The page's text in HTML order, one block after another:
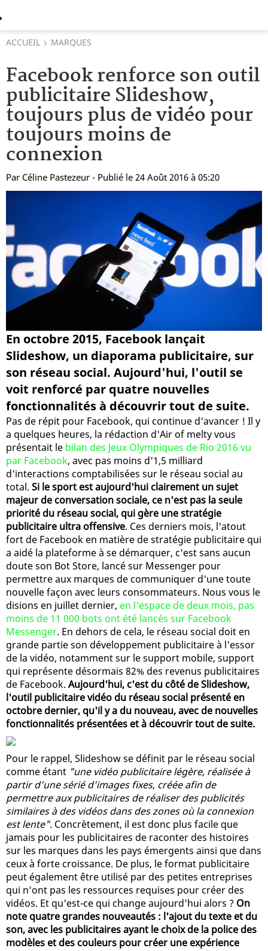
ACCUEIL MARQUES
Facebook renforce son outil
publicitaire Slideshow,
toujours plus de vidéo pour
toujours moins de
connexion
Par Céline Pastezeur - Publié le 24 Août 2016 à 05:20
En octobre 2015, Facebook lançait
Slideshow, un diaporama publicitaire, sur
son réseau social. Aujourd'hui, l'outil se
voit renforcé par quatre nouvelles
fonctionnalités à découvrir tout de suite.
Pas de répit pour Facebook, qui continue d'avancer ! Il y
a quelques heures, la rédaction d'Air of melty vous
présentait le bilan des Jeux Olympiques de Rio 2016 vu
par Facebook, avec pas moins d'1,5 milliard
d'interactions comptabilisées sur le réseau social au
total. Si le sport est aujourd'hui clairement un sujet
majeur de conversation sociale, ce n'est pas la seule
priorité du réseau social, qui gère une stratégie
publicitaire ultra offensive. Ces derniers mois, l'atout
fort de Facebook en matière de stratégie publicitaire qui
a aidé la plateforme à se démarquer, c'est sans aucun
doute son Bot Store, lancé sur Messenger pour
permettre aux marques de communiquer d'une toute
nouvelle façon avec leurs consommateurs. Nous vous le
disions en juillet dernier, en l'espace de deux mois, pas
moins de 11 000 bots ont été lancés sur Facebook
Messenger. En dehors de cela, le réseau social doit en
grande partie son développement publicitaire à l'essor
de la vidéo, notamment sur le support mobile, support
qui représente désormais 82% des revenus publicitaires
de Facebook. Aujourd'hui, c'est du côté de Slideshow,
l'outil publicitaire vidéo du réseau social présenté en
octobre dernier, qu'il y a du nouveau, avec de nouvelles
fonctionnalités présentées et à découvrir tout de suite.
Pour le rappel, Slideshow se définit par le réseau social
comme étant "une vidéo publicitaire légère, réalisée à
partir d’une sérié d’images fixes, créée afin de
permettre aux publicitaires de réaliser des publicités
similaires à des vidéos dans des zones où la connexion
est lente". Concrètement, il est donc plus facile que
jamais pour les publicitaires de raconter des histoires
sur les marques dans les pays émergents ainsi que dans
ceux à forte croissance. De plus, le format publicitaire
peut également être utilisé par des petites entreprises
qui n’ont pas les ressources requises pour créer des
vidéos. Et qu'est-ce qui change aujourd'hui alors ? On
note quatre grandes nouveautés : l'ajout du texte et du
son, avec les publicitaires ayant le choix de la police des
modèles et des couleurs pour créer une expérience